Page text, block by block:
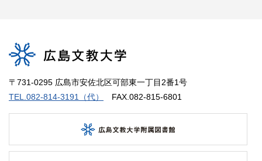
〒731-0295 広島市安佐北区可部東一丁目2番1号
TEL.082-814-3191（代）
FAX.082-815-6801